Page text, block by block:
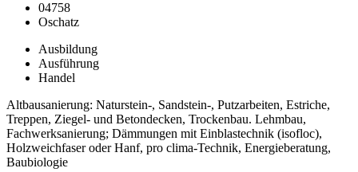
04758
Oschatz
Ausbildung
Ausführung
Handel
Altbausanierung: Naturstein-, Sandstein-, Putzarbeiten, Estriche,
Treppen, Ziegel- und Betondecken, Trockenbau. Lehmbau,
Fachwerksanierung; Dämmungen mit Einblastechnik (isofloc),
Holzweichfaser oder Hanf, pro clima-Technik, Energieberatung,
Baubiologie